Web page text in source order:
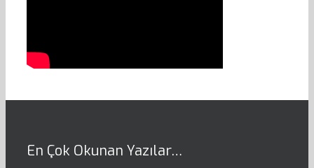
En Çok Okunan Yazılar…